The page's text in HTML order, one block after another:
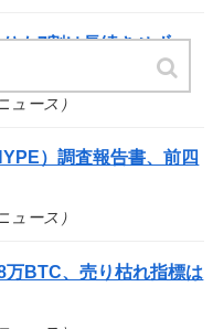
も7割は長続きせず＝
ュース）
）調査報告書、前四
ュース）
万BTC、売り枯れ指標は